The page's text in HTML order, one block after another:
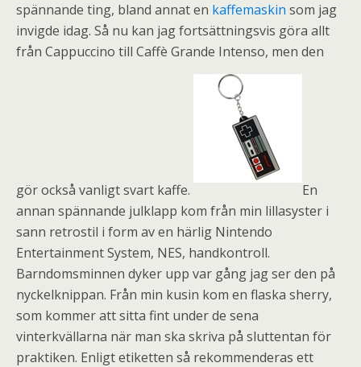
spännande ting, bland annat en kaffemaskin som jag
invigde idag. Så nu kan jag fortsättningsvis göra allt
från Cappuccino till Caffè Grande Intenso, men den
gör också vanligt svart kaffe.
En
annan spännande julklapp kom från min lillasyster i
sann retrostil i form av en härlig Nintendo
Entertainment System, NES, handkontroll.
Barndomsminnen dyker upp var gång jag ser den på
nyckelknippan. Från min kusin kom en flaska sherry,
som kommer att sitta fint under de sena
vinterkvällarna när man ska skriva på sluttentan för
praktiken. Enligt etiketten så rekommenderas ett